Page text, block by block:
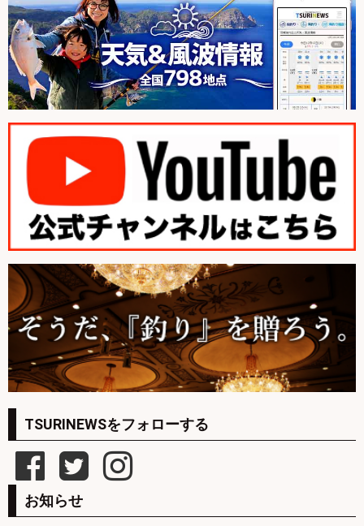
TSURINEWSをフォローする
お知らせ